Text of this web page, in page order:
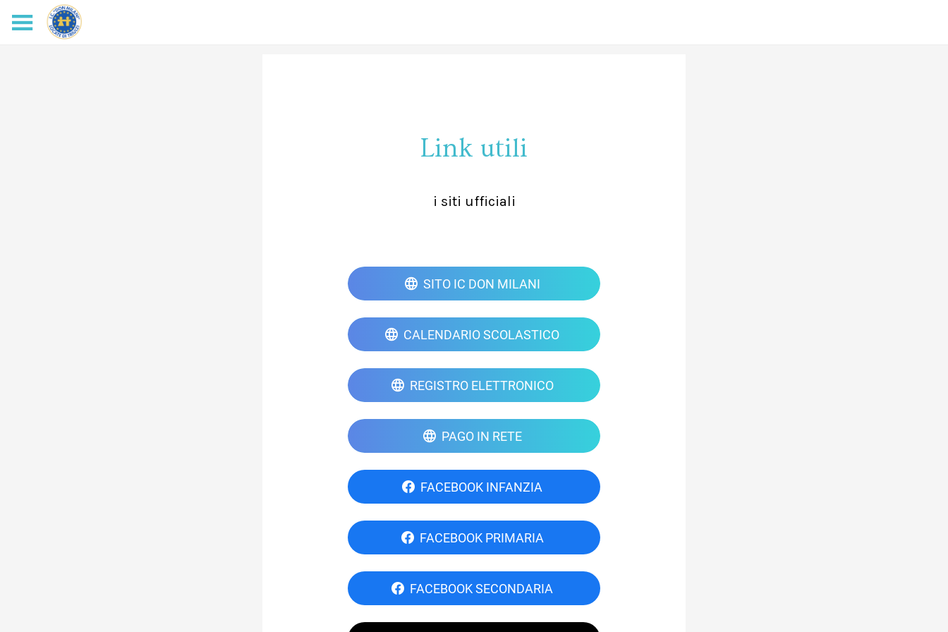
Link utili
i siti ufficiali
SITO IC DON MILANI
CALENDARIO SCOLASTICO
REGISTRO ELETTRONICO
PAGO IN RETE
FACEBOOK INFANZIA
FACEBOOK PRIMARIA
FACEBOOK SECONDARIA